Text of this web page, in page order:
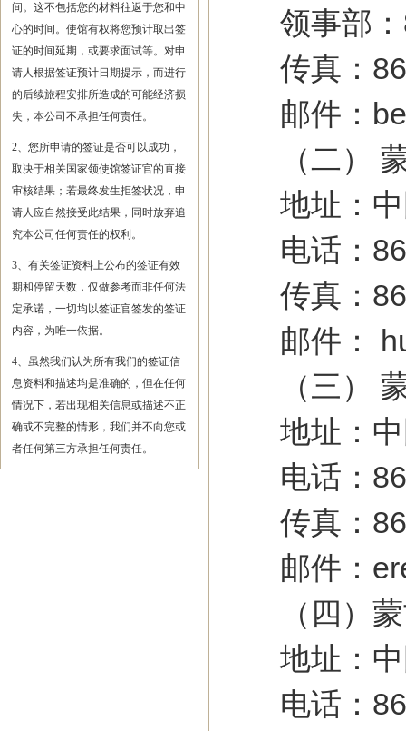
间。这不包括您的材料往返于您和中
心的时间。使馆有权将您预计取出签
证的时间延期，或要求面试等。对申
请人根据签证预计日期提示，而进行
的后续旅程安排所造成的可能经济损
失，本公司不承担任何责任。
2、您所申请的签证是否可以成功，
取决于相关国家领使馆签证官的直接
审核结果；若最终发生拒签状况，申
请人应自然接受此结果，同时放弃追
究本公司任何责任的权利。
3、有关签证资料上公布的签证有效
期和停留天数，仅做参考而非任何法
定承诺，一切均以签证官签发的签证
内容，为唯一依据。
4、虽然我们认为所有我们的签证信
息资料和描述均是准确的，但在任何
情况下，若出现相关信息或描述不正
确或不完整的情形，我们并不向您或
者任何第三方承担任何责任。
领事部：
传真：86-
邮件：
（二） 蒙
地址：中
电话：86-
传真：86-
邮件：
（三） 蒙
地址：中
电话：86-
传真：86-
邮件：
（四）蒙
地址：中
电话：86-